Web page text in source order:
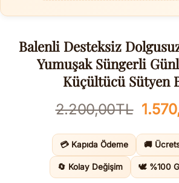
Balenli Desteksiz
Yumuşak Süngerli
Küçültücü Sütyen
2.200,00TL
💳 Kapıda Ödeme 🚚
🔄 Kolay Değişim 🕊️ %100